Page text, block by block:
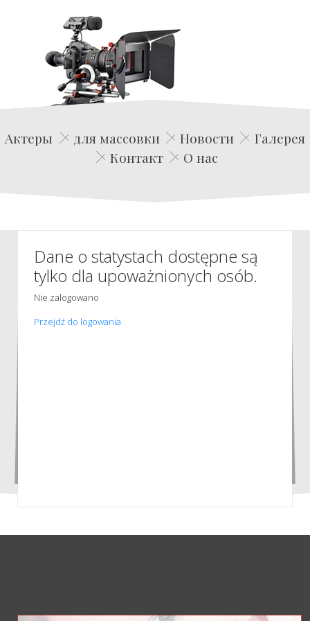
Edwin Film Agencja Aktorska
Актеры для массовки Новости
Галерея
Контакт
О нас
Dane o statystach dostępne są
tylko dla upoważnionych osób.
Nie zalogowano
Przejdź do logowania